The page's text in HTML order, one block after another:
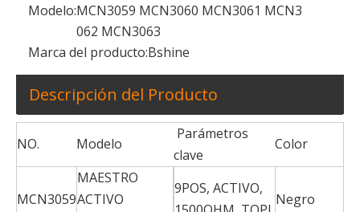
Modelo:MCN3059 MCN3060 MCN3061 MCN3
062 MCN3063
Marca del producto:Bshine
Descripción del Producto
NO. Modelo
Parámetros
clave
Color
MCN3059
MAESTRO
ACTIVO
9POS, ACTIVO,
Negro